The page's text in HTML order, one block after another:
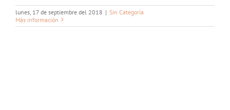
lunes, 17 de septiembre del 2018 | Sin Categoría
Más información